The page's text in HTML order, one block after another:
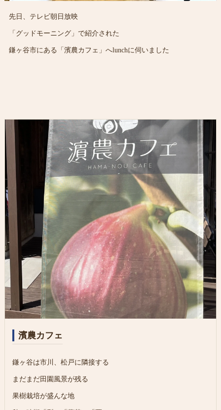
先日、テレビ朝日放映
「グッドモーニング」で紹介された
鎌ヶ谷市にある「濱農カフェ」へlunchに伺いました
濱農カフェ
鎌ヶ谷は市川、松戸に隣接する
まだまだ田園風景が残る
果樹栽培が盛んな地